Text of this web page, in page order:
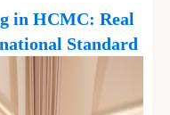
in HCMC: Real
Standard